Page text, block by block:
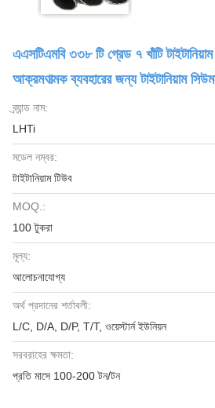
এএসটিএমবি ৩৩৮ টি গ্রেড ৭ খাঁটি টাইটানিয়াম
আক্রমণাত্মক ব্যবহারের জন্য টাইটানিয়াম
ব্র্যান্ড নাম:
LHTi
মডেল নম্বর:
টাইটানিয়াম টিউব
MOQ.:
100 টুকরা
মূল্য:
আলোচনাযোগ্য
অর্থ প্রদানের শর্তাবলী:
L/C, D/A, D/P, T/T, ওয়েস্টার্ন ইউনিয়ন
সরবরাহের ক্ষমতা:
প্রতি মাসে 100-200 টন/টন